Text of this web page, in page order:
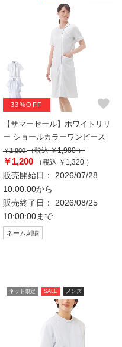
33%OFF favorite
【サマーセール】ホワイトリリ
ー ショールカラーワンピース
￥1,800（税込 ￥1,980 ）
￥1,200 （税込 ￥1,320 ）
販売開始日： 2026/07/28
10:00:00から
販売終了日： 2026/08/25
10:00:00まで
ネーム刺繍
ネット限定 SALE メンズ